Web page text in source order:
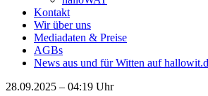
Kontakt
Wir über uns
Mediadaten & Preise
AGBs
News aus und für Witten auf
28.09.2025 – 04:19 Uhr